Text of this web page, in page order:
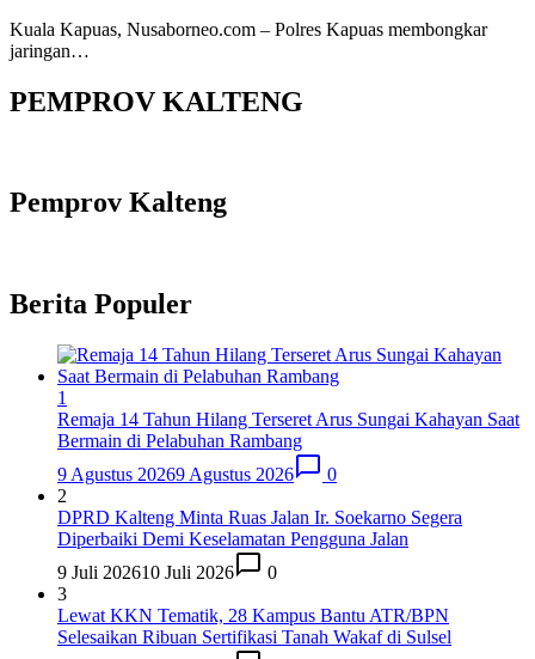
Kuala Kapuas, Nusaborneo.com – Polres Kapuas membongkar
jaringan…
PEMPROV KALTENG
Pemprov Kalteng
Berita Populer
1
Remaja 14 Tahun Hilang Terseret Arus Sungai Kahayan Saat
Bermain di Pelabuhan Rambang
9 Agustus 20269 Agustus 2026
0
2
DPRD Kalteng Minta Ruas Jalan Ir. Soekarno Segera
Diperbaiki Demi Keselamatan Pengguna Jalan
9 Juli 202610 Juli 2026
0
3
Lewat KKN Tematik, 28 Kampus Bantu ATR/BPN
Selesaikan Ribuan Sertifikasi Tanah Wakaf di Sulsel